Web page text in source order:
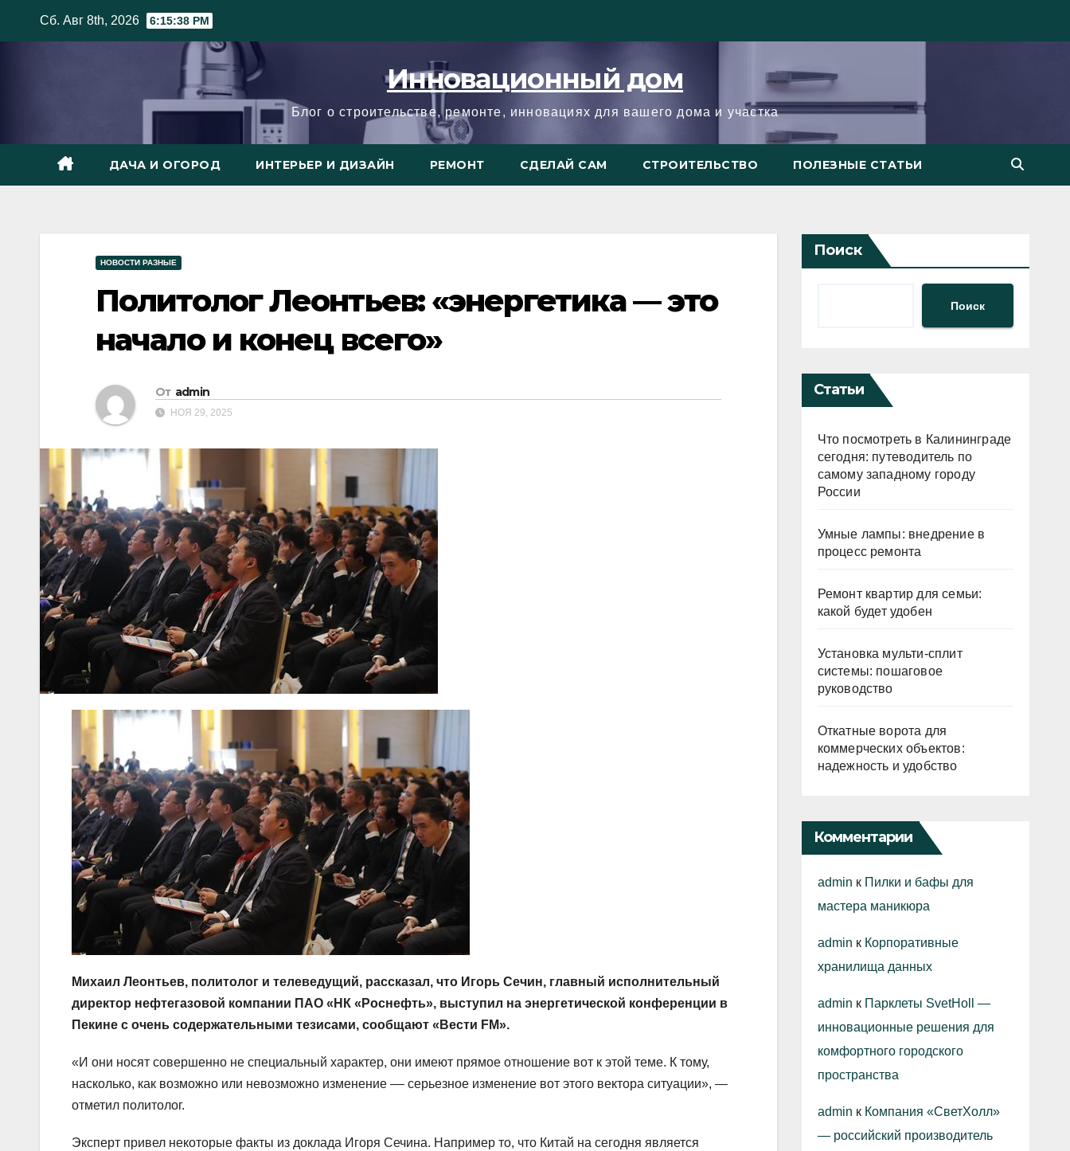
Сб. Авг 8th, 2026 6:15:39 PM
Инновационный дом
Блог о строительстве, ремонте, инновациях для вашего дома и участка
ДАЧА И ОГОРОД ИНТЕРЬЕР И ДИЗАЙН РЕМОНТ СДЕЛАЙ САМ СТРОИТЕЛЬСТВО ПОЛЕЗНЫЕ СТАТЬИ
НОВОСТИ РАЗНЫЕ
Политолог Леонтьев: «энергетика –– это
начало и конец всего»
От admin
НОЯ 29, 2025
Михаил Леонтьев, политолог и телеведущий, рассказал, что Игорь Сечин, главный исполнительный
директор нефтегазовой компании ПАО «НК «Роснефть», выступил на энергетической конференции в
Пекине с очень содержательными тезисами, сообщают «Вести FM».
«И они носят совершенно не специальный характер, они имеют прямое отношение вот к этой теме. К тому,
насколько, как возможно или невозможно изменение –– серьезное изменение вот этого вектора ситуации», —
отметил политолог.
Эксперт привел некоторые факты из доклада Игоря Сечина. Например то, что Китай на сегодня является
Поиск
Поиск
Статьи
Что посмотреть в Калининграде
сегодня: путеводитель по
самому западному городу
России
Умные лампы: внедрение в
процесс ремонта
Ремонт квартир для семьи:
какой будет удобен
Установка мульти-сплит
системы: пошаговое
руководство
Откатные ворота для
коммерческих объектов:
надежность и удобство
Комментарии
admin к Пилки и бафы для
мастера маникюра
admin к Корпоративные
хранилища данных
admin к Парклеты SvetHoll —
инновационные решения для
комфортного городского
пространства
admin к Компания «СветХолл»
— российский производитель